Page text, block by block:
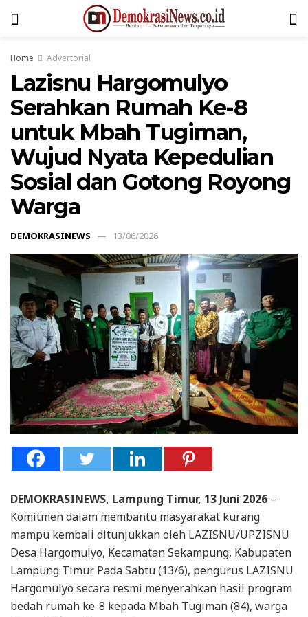
Home Advertorial
Lazisnu Hargomulyo
Serahkan Rumah Ke-8
untuk Mbah Tugiman,
Wujud Nyata Kepedulian
Sosial dan Gotong Royong
Warga
DEMOKRASINEWS 13/06/2026
DEMOKRASINEWS, Lampung Timur, 13 Juni 2026 –
Komitmen dalam membantu masyarakat kurang
mampu kembali ditunjukkan oleh LAZISNU/UPZISNU
Desa Hargomulyo, Kecamatan Sekampung, Kabupaten
Lampung Timur. Pada Sabtu (13/6), pengurus LAZISNU
Hargomulyo secara resmi menyerahkan hasil program
bedah rumah ke-8 kepada Mbah Tugiman (84), warga